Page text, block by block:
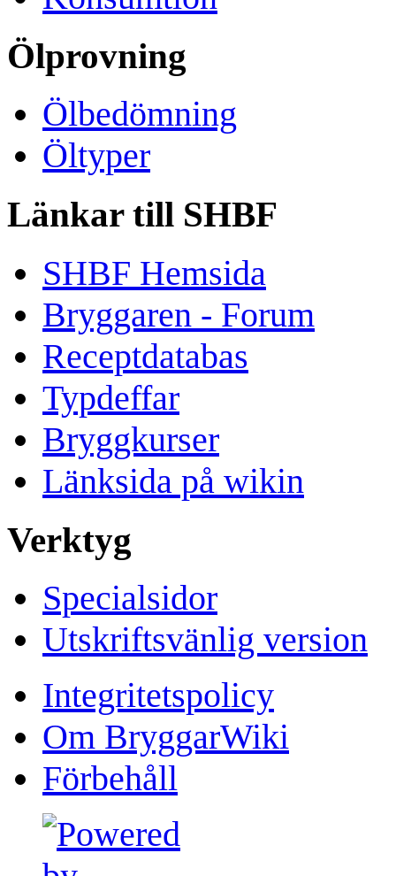
Ölprovning
Ölbedömning
Öltyper
Länkar till SHBF
SHBF Hemsida
Bryggaren - Forum
Receptdatabas
Typdeffar
Bryggkurser
Länksida på wikin
Verktyg
Specialsidor
Utskriftsvänlig version
Integritetspolicy
Om BryggarWiki
Förbehåll